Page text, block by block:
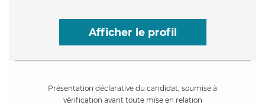
Afficher le profil
Présentation déclarative du candidat, soumise à
vérification avant toute mise en relation